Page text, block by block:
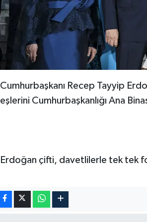
Cumhurbaşkanı Recep Tayyip
eşlerini Cumhurbaşkanlığı Ana
Erdoğan çifti, davetlilerle tek tek